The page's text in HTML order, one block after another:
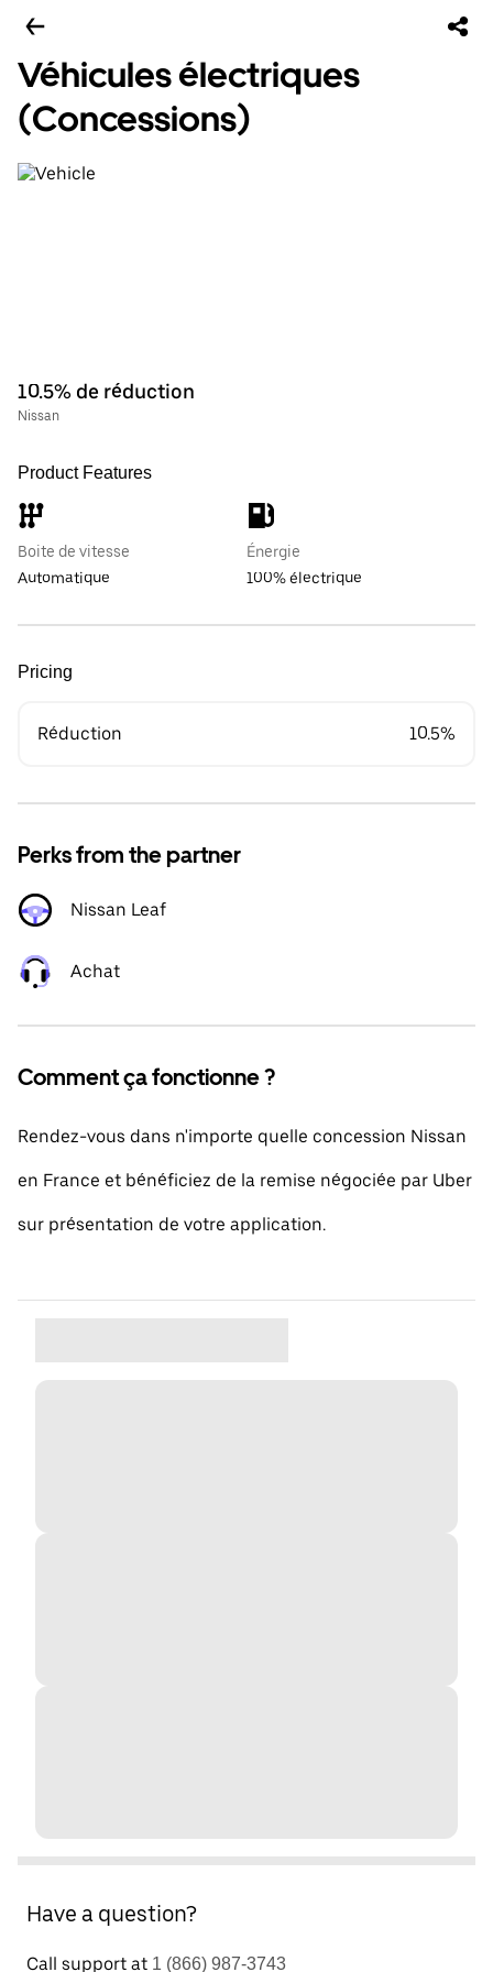
Véhicules électriques
(Concessions)
10.5% de réduction
Nissan
Product Features
Boite de vitesse
Automatique
Énergie
100% électrique
Pricing
Réduction 10.5%
Perks from the partner
Nissan Leaf
Achat
Comment ça fonctionne ?
Rendez-vous dans n'importe quelle concession Nissan
en France et bénéficiez de la remise négociée par Uber
sur présentation de votre application.
Have a question?
Call support at 1 (866) 987-3743